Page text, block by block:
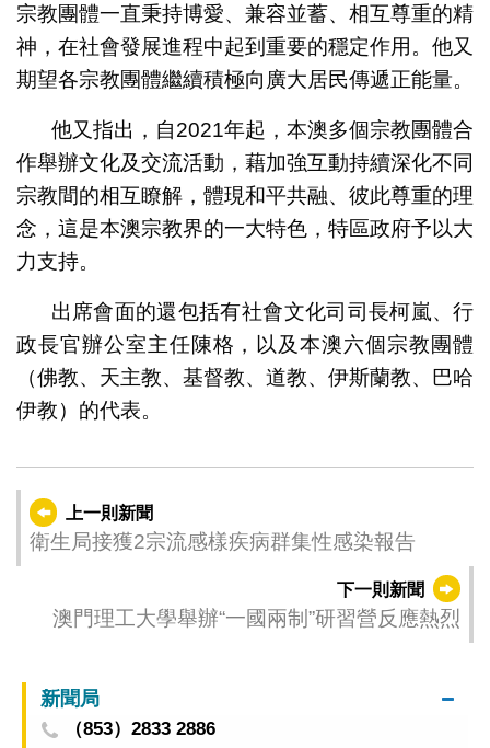
宗教團體一直秉持博愛、兼容並蓄、相互尊重的精
神，在社會發展進程中起到重要的穩定作用。他又
期望各宗教團體繼續積極向廣大居民傳遞正能量。
他又指出，自2021年起，本澳多個宗教團體合
作舉辦文化及交流活動，藉加強互動持續深化不同
宗教間的相互瞭解，體現和平共融、彼此尊重的理
念，這是本澳宗教界的一大特色，特區政府予以大
力支持。
出席會面的還包括有社會文化司司長柯嵐、行
政長官辦公室主任陳格，以及本澳六個宗教團體
（佛教、天主教、基督教、道教、伊斯蘭教、巴哈
伊教）的代表。
上一則新聞
衛生局接獲2宗流感樣疾病群集性感染報告
下一則新聞
澳門理工大學舉辦“一國兩制”研習營反應熱烈
新聞局
（853）2833 2886